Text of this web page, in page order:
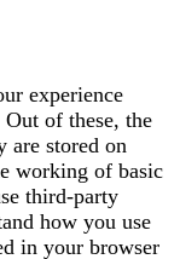
experience
of these, the
are stored on
working of basic
third-party
how you use
in your browser